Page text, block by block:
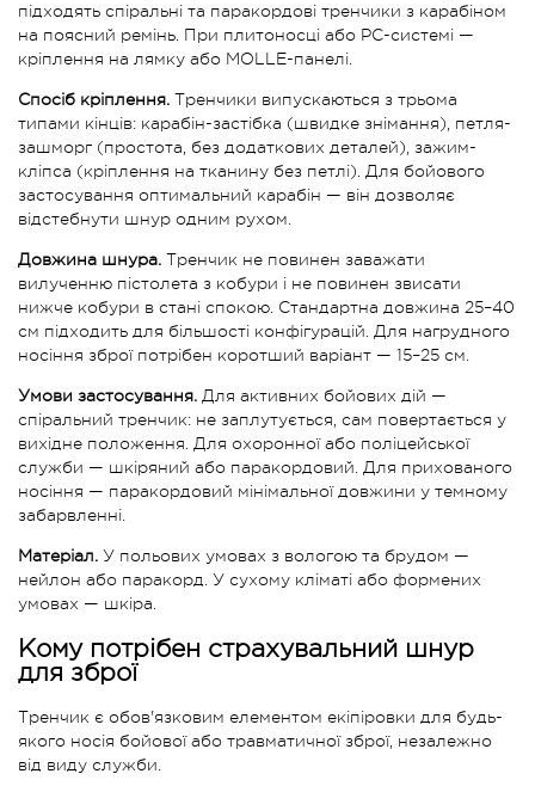
підходять спіральні та паракордові тренчики з карабіном
на поясний ремінь. При плитоносці або PC-системі —
кріплення на лямку або MOLLE-панелі.
Спосіб кріплення. Тренчики випускаються з трьома
типами кінців: карабін-застібка (швидке знімання), петля-
зашморг (простота, без додаткових деталей), зажим-
кліпса (кріплення на тканину без петлі). Для бойового
застосування оптимальний карабін — він дозволяє
відстебнути шнур одним рухом.
Довжина шнура. Тренчик не повинен заважати
вилученню пістолета з кобури і не повинен звисати
нижче кобури в стані спокою. Стандартна довжина 25–40
см підходить для більшості конфігурацій. Для нагрудного
носіння зброї потрібен коротший варіант — 15–25 см.
Умови застосування. Для активних бойових дій —
спіральний тренчик: не заплутується, сам повертається у
вихідне положення. Для охоронної або поліцейської
служби — шкіряний або паракордовий. Для прихованого
носіння — паракордовий мінімальної довжини у темному
забарвленні.
Матеріал. У польових умовах з вологою та брудом —
нейлон або паракорд. У сухому кліматі або формених
умовах — шкіра.
Кому потрібен страхувальний шнур
для зброї
Тренчик є обов'язковим елементом екіпіровки для будь-
якого носія бойової або травматичної зброї, незалежно
від виду служби.